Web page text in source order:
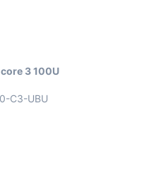
3 100U
C3-UBU